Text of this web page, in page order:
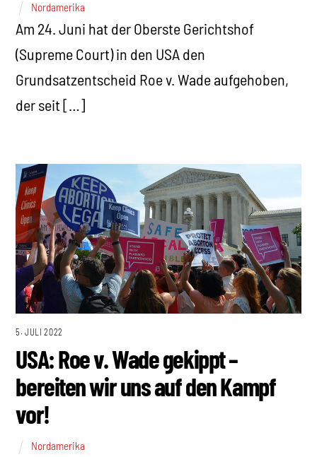
Nordamerika
Am 24. Juni hat der Oberste Gerichtshof
(Supreme Court) in den USA den
Grundsatzentscheid Roe v. Wade aufgehoben,
der seit […]
5. JULI 2022
USA: Roe v. Wade gekippt –
bereiten wir uns auf den Kampf
vor!
Nordamerika